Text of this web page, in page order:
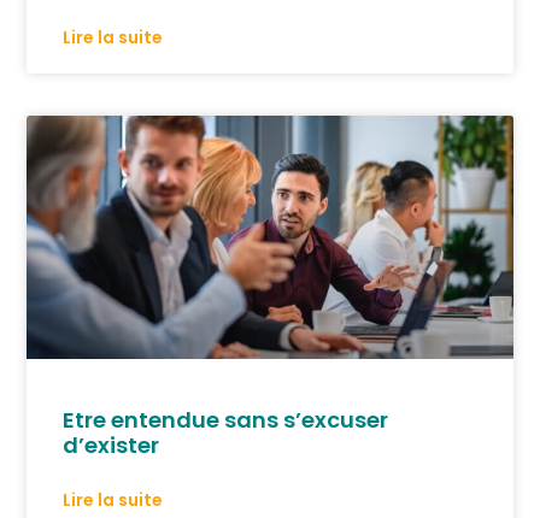
Lire la suite
Etre entendue sans s’excuser
d’exister
Lire la suite